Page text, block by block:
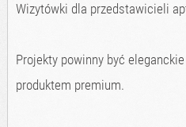
Wizytówki dla przedstawicieli
Projekty powinny być
produktem premium.